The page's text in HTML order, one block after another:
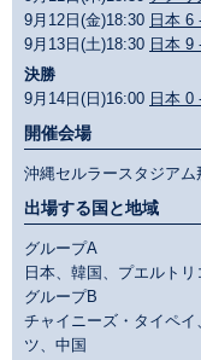
9月12日(金)18:30 日本 6
9月13日(土)18:30 日本 9
決勝
9月14日(日)16:00 日本 0
開催会場
沖縄セルラースタジア
出場する国と地域
グループA
日本、韓国、プエルト
グループB
チャイニーズ・タイペ
ツ、中国